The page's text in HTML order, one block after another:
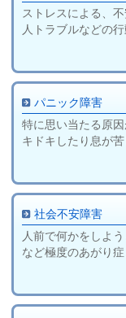
ストレスによる、
人トラブルなどの
パニック障害
特に思い当たる原
キドキしたり息が苦
社会不安障害
人前で何かをしよ
など極度のあがり